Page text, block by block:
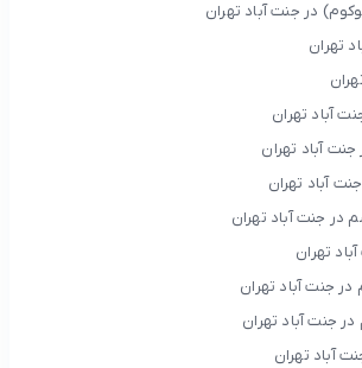
در جنت آباد تهران
تهران
آباد تهران
آباد تهران
آباد تهران
جنت آباد تهران
تهران
جنت آباد تهران
جنت آباد تهران
آباد تهران